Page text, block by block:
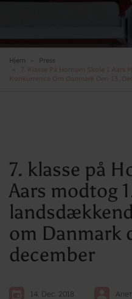
Hjem
Press
7. klasse på
Aars modtog
om Danmark
december
14. Dec. 2018